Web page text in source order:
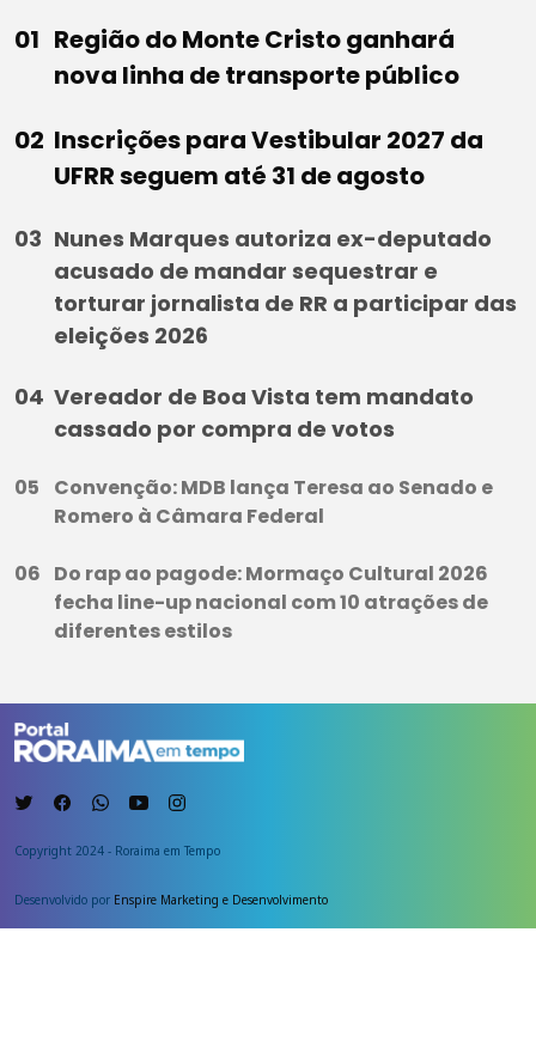
Região do Monte Cristo ganhará
nova linha de transporte público
Inscrições para Vestibular 2027 da
UFRR seguem até 31 de agosto
Nunes Marques autoriza ex-deputado
acusado de mandar sequestrar e
torturar jornalista de RR a participar das
eleições 2026
Vereador de Boa Vista tem mandato
cassado por compra de votos
Convenção: MDB lança Teresa ao Senado e
Romero à Câmara Federal
Do rap ao pagode: Mormaço Cultural 2026
fecha line-up nacional com 10 atrações de
diferentes estilos
Copyright 2024 - Roraima em Tempo
Desenvolvido por Enspire Marketing e Desenvolvimento